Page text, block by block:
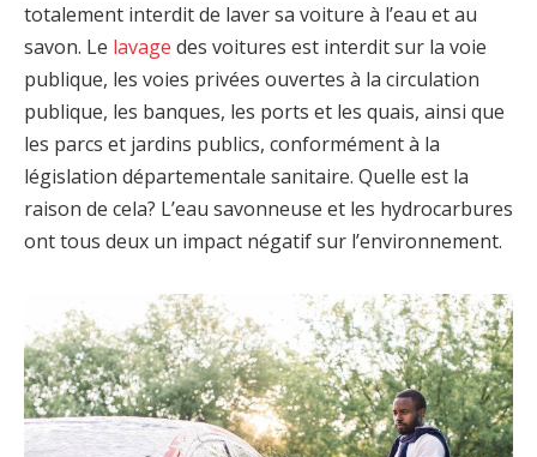
totalement interdit de laver sa voiture à l’eau et au
savon. Le lavage des voitures est interdit sur la voie
publique, les voies privées ouvertes à la circulation
publique, les banques, les ports et les quais, ainsi que
les parcs et jardins publics, conformément à la
législation départementale sanitaire. Quelle est la
raison de cela? L’eau savonneuse et les hydrocarbures
ont tous deux un impact négatif sur l’environnement.